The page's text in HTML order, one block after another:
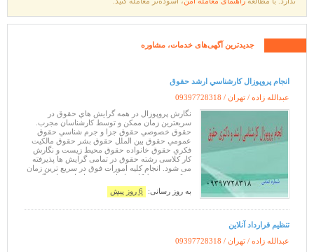
جدیدترین آگهی‌های خدمات، مشاوره
انجام پروپوزال کارشناسي ارشد حقوق
عبدالله زاده / تهران / 09397728318
نگارش پروپوزال در همه گرايش هاي حقوق در
سريعترين زمان ممکن و توسط کارشناسان مجرب.
حقوق خصوصي حقوق جزا و جرم شناسي حقوق
عمومي حقوق بين الملل حقوق بشر حقوق مالکيت
فکري حقوق خانواده حقوق محيط زيست و نگارش
کار کلاسی رشته حقوق در تمامی گرایش ها پذیرفته
می شود. انجام کليه امورات فوق در سريع ترين زمان
ممکن و توسط کارشناسان مجرب انجام خواهد گرفت.
عبدالله زاده ساعات تماس: همه روزه از ساعت 9
به روز رسانی: 6 روز پیش
تنظیم قرارداد آنلاین
عبدالله زاده / تهران / 09397728318